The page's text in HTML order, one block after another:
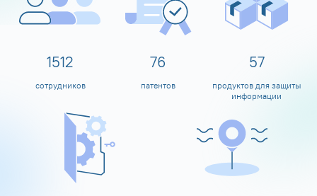
1600
сотрудников
80
патентов
60
продуктов для защиты
информации